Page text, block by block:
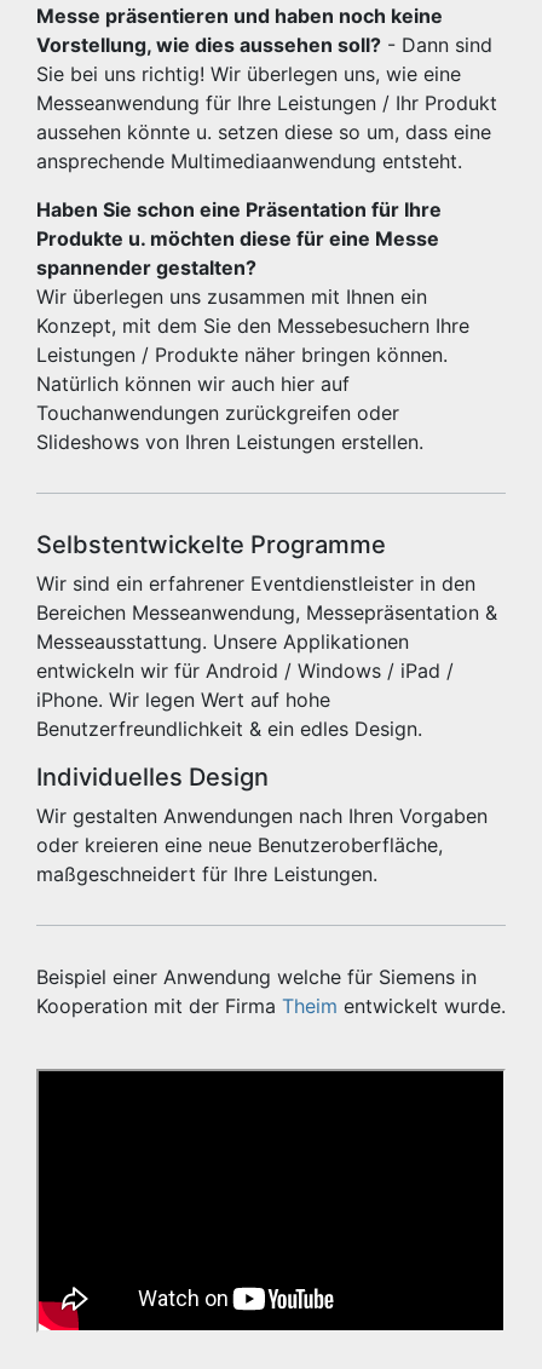
Messe präsentieren und haben noch keine
Vorstellung, wie dies aussehen soll? - Dann sind
Sie bei uns richtig! Wir überlegen uns, wie eine
Messeanwendung für Ihre Leistungen / Ihr Produkt
aussehen könnte u. setzen diese so um, dass eine
ansprechende Multimediaanwendung entsteht.
Haben Sie schon eine Präsentation für Ihre
Produkte u. möchten diese für eine Messe
spannender gestalten?
Wir überlegen uns zusammen mit Ihnen ein
Konzept, mit dem Sie den Messebesuchern Ihre
Leistungen / Produkte näher bringen können.
Natürlich können wir auch hier auf
Touchanwendungen zurückgreifen oder
Slideshows von Ihren Leistungen erstellen.
Selbstentwickelte Programme
Wir sind ein erfahrener Eventdienstleister in den
Bereichen Messeanwendung, Messepräsentation &
Messeausstattung. Unsere Applikationen
entwickeln wir für Android / Windows / iPad /
iPhone. Wir legen Wert auf hohe
Benutzerfreundlichkeit & ein edles Design.
Individuelles Design
Wir gestalten Anwendungen nach Ihren Vorgaben
oder kreieren eine neue Benutzeroberfläche,
maßgeschneidert für Ihre Leistungen.
Beispiel einer Anwendung welche für Siemens in
Kooperation mit der Firma Theim entwickelt wurde.